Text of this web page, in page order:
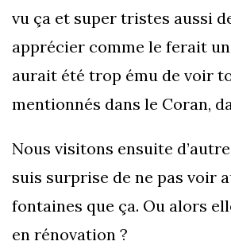
vu ça et super tristes aussi
apprécier comme le ferait
aurait été trop ému de voir
mentionnés dans le Coran,
Nous visitons ensuite
suis surprise de ne pas voir
fontaines que ça. Ou alors
en rénovation ?